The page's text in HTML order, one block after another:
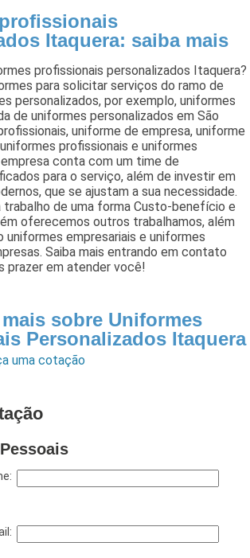
Itaquera: saiba mais
profissionais personalizados Itaquera?
para solicitar serviços do ramo de
personalizados, por exemplo, uniformes
de uniformes personalizados em São
uniforme de empresa, uniforme
profissionais e uniformes
conta com um time de
para o serviço, além de investir em
que se ajustam a sua necessidade.
trabalho de uma forma Custo-benefício e
oferecemos outros trabalhamos, além
uniformes empresariais e uniformes
Saiba mais entrando em contato
prazer em atender você!
sobre Uniformes
Personalizados Itaquera
uma cotação